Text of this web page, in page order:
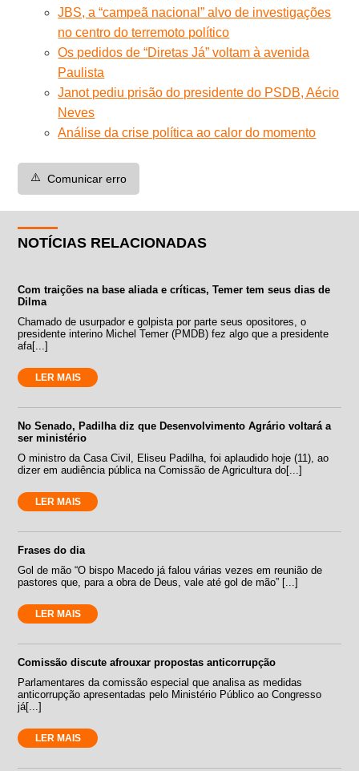
JBS, a “campeã nacional” alvo de investigações
no centro do terremoto político
Os pedidos de “Diretas Já” voltam à avenida
Paulista
Janot pediu prisão do presidente do PSDB, Aécio
Neves
Análise da crise política ao calor do momento
⚠️ Comunicar erro
NOTÍCIAS RELACIONADAS
Com traições na base aliada e críticas, Temer tem seus dias de
Dilma
Chamado de usurpador e golpista por parte seus opositores, o
presidente interino Michel Temer (PMDB) fez algo que a presidente
afa[...]
LER MAIS
No Senado, Padilha diz que Desenvolvimento Agrário voltará a
ser ministério
O ministro da Casa Civil, Eliseu Padilha, foi aplaudido hoje (11), ao
dizer em audiência pública na Comissão de Agricultura do[...]
LER MAIS
Frases do dia
Gol de mão “O bispo Macedo já falou várias vezes em reunião de
pastores que, para a obra de Deus, vale até gol de mão” [...]
LER MAIS
Comissão discute afrouxar propostas anticorrupção
Parlamentares da comissão especial que analisa as medidas
anticorrupção apresentadas pelo Ministério Público ao Congresso
já[...]
LER MAIS